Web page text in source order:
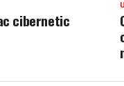
cibernetic